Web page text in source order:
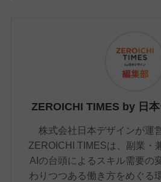
ZEROICHI TIMES by 日
株式会社日本デザインが運
ZEROICHI TIMESは、副業・
AIの台頭によるスキル需要の
わりつつある働き方をめぐる